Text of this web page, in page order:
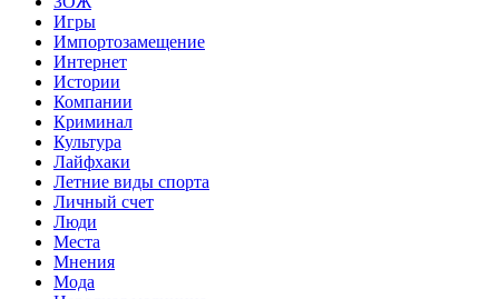
Игры
Импортозамещение
Интернет
Истории
Компании
Криминал
Культура
Лайфхаки
Летние виды спорта
Личный счет
Люди
Места
Мнения
Мода